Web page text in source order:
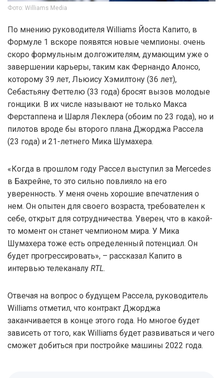
Фото: Williams Media
По мнению руководителя Williams Йоста Капито, в
Формуле 1 вскоре появятся новые чемпионы. очень
скоро формульным долгожителям, думающим уже о
завершении карьеры, таким как Фернандо Алонсо,
которому 39 лет, Льюису Хэмилтону (36 лет),
Себастьяну Феттелю (33 года) бросят вызов молодые
гонщики. В их числе называют не только Макса
Ферстаппена и Шарля Леклера (обоим по 23 года), но и
пилотов вроде бы второго плана Джорджа Рассела
(23 года) и 21-летнего Мика Шумахера.
«Когда в прошлом году Рассел выступил за Mercedes
в Бахрейне, то это сильно повлияло на его
уверенность. У меня очень хорошие впечатления о
нем. Он опытен для своего возраста, требователен к
себе, открыт для сотрудничества. Уверен, что в какой-
то момент он станет чемпионом мира. У Мика
Шумахера тоже есть определенный потенциал. Он
будет прогрессировать», – рассказал Капито в
интервью телеканалу RTL.
Отвечая на вопрос о будущем Рассела, руководитель
Williams отметил, что контракт Джорджа
заканчивается в конце этого года. Но многое будет
зависеть от того, как Williams будет развиваться и чего
сможет добиться при постройке машины 2022 года.